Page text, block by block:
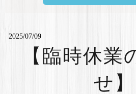
2025/07/09
【臨時休業
せ】